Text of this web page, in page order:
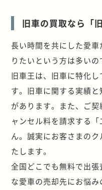
旧車の買取なら「
長い時間を共にした愛
りたいという方は多いの
旧車王は、旧車に特化
す。旧車に関する実績
があります。また、ご
ャンセル料を請求する
ん。誠実にお客さまの
たします。
全国どこでも無料で出
な愛車の売却先にお悩